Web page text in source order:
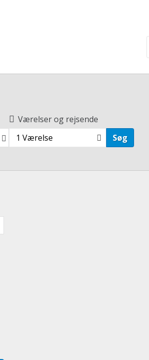
Værelser og rejsende
1 Værelse
Søg